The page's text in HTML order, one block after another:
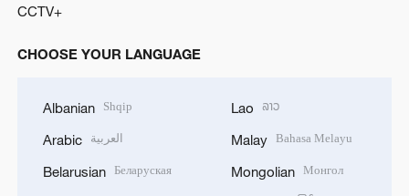
CCTV+
CHOOSE YOUR LANGUAGE
Albanian Shqip
Arabic العربية
Belarusian Беларуская
Lao ລາວ
Malay Bahasa Melayu
Mongolian Монгол